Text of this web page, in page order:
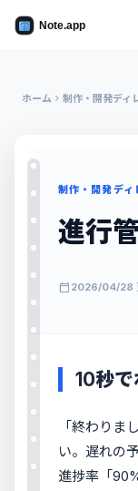
ホーム chevron_right 制作・開発ディ
制作・開発ディ
進行
calendar_today 2026/04/28
10秒
「終わりま
い。遅れの
進捗率「